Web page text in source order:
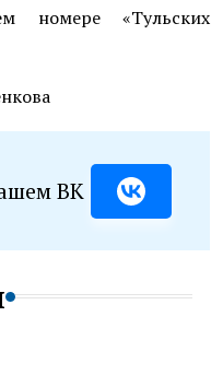
номере «Тульских
ВК